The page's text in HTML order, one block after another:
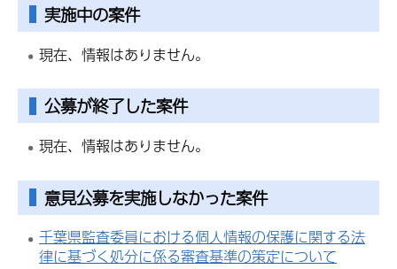
実施中の案件
現在、情報はありません。
公募が終了した案件
現在、情報はありません。
意見公募を実施しなかった案件
千葉県監査委員における個人情報の保護に関する法
律に基づく処分に係る審査基準の策定について